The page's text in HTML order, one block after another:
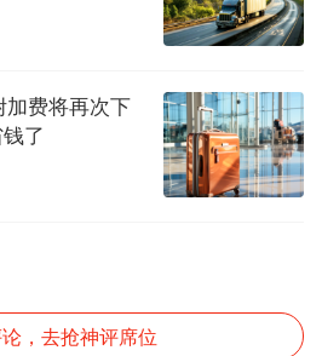
费将再次下
了
，去抢神评席位